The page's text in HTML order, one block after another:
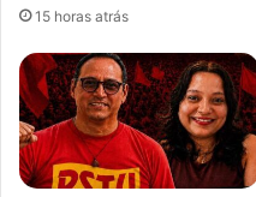
15 horas atrás